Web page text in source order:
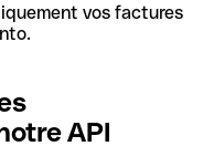
vos factures
API